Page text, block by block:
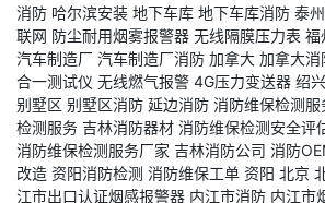
消防 哈尔滨安装 地下车库 地下车库消防 泰
联网 防尘耐用烟雾报警器 无线隔膜压力表 福
汽车制造厂 汽车制造厂消防 加拿大 加拿大消
合一测试仪 无线燃气报警 4G压力变送器 绍兴
别墅区 别墅区消防 延边消防 消防维保检测服
检测服务 吉林消防器材 消防维保检测安全评
消防维保检测服务厂家 吉林消防公司 消防
改造 资阳消防检测 消防维保工单 资阳 北京
江市出口认证烟感报警器 内江市消防 内江市